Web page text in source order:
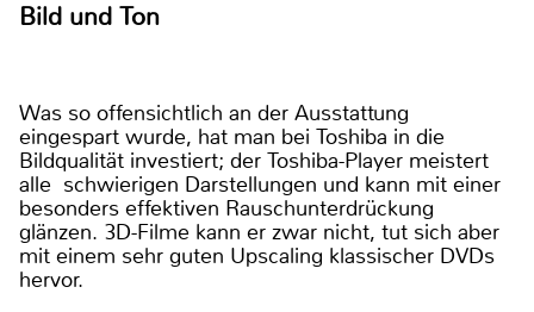
Bild und Ton
Was so offensichtlich an der Ausstattung
eingespart wurde, hat man bei Toshiba in die
Bildqualität investiert; der Toshiba-Player meistert
alle schwierigen Darstellungen und kann mit einer
besonders effektiven Rauschunterdrückung
glänzen. 3D-Filme kann er zwar nicht, tut sich aber
mit einem sehr guten Upscaling klassischer DVDs
hervor.